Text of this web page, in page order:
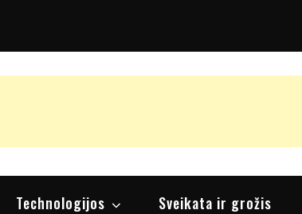
Technologijos Sveikata ir grožis